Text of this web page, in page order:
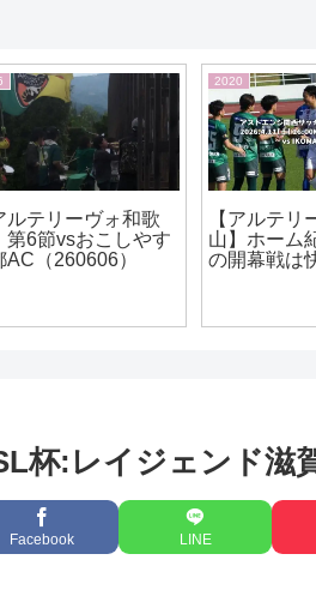
ルテリーヴォ和歌
第6節vsおこしやす
AC（260606）
2020
【アルテリ
山】ホーム
の開幕戦は
杯:レイジェンド滋
Facebook LINE